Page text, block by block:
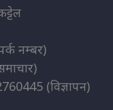
नम्बर)
(विज्ञापन)